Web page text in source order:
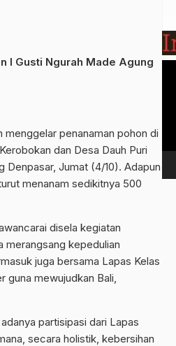
I Gusti Ngurah Made Agung
penanaman pohon di
dan Desa Dauh Puri
Denpasar, Jumat (4/10). Adapun
menanam sedikitnya 500
disela kegiatan
merangsang kepedulian
juga bersama Lapas Kelas
guna mewujudkan Bali,
partisipasi dari Lapas
secara holistik, kebersihan